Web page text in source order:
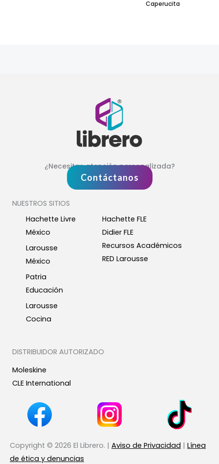
Caperucita
¿Necesitas atención personalizada?
Contáctanos
NUESTROS SITIOS
Hachette Livre
México
Larousse
México
Patria
Educación
Larousse
Cocina
Hachette FLE
Didier FLE
Recursos Académicos
RED Larousse
DISTRIBUIDOR AUTORIZADO
Moleskine
CLE International
Copyright © 2026 El Librero. | Aviso de Privacidad | Línea
de ética y denuncias